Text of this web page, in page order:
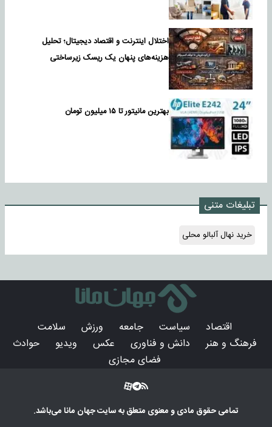
اختلال اینترنت و اقتصاد دیجیتال؛ تحلیل
هزینه‌های پنهان یک ریسک زیرساختی
بهترین مانیتور تا ۱۵ میلیون تومان
تبلیغات متنی
خرید نهال آلبالو محلی
اقتصاد سیاست جامعه ورزش
سلامت
فرهنگ و هنر
دانش و فناوری عکس ویدیو
حوادث
فضای مجازی
تمامی حقوق مادی و معنوی متعلق به سایتجهان مانامی‌باشد.